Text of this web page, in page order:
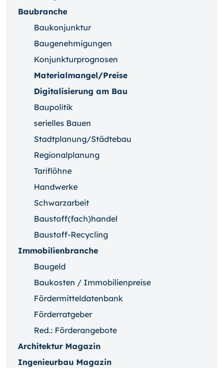
Baubranche
Baukonjunktur
Baugenehmigungen
Konjunkturprognosen
Materialmangel/Preise
Digitalisierung am Bau
Baupolitik
serielles Bauen
Stadtplanung/Städtebau
Regionalplanung
Tariflöhne
Handwerke
Schwarzarbeit
Baustoff(fach)handel
Baustoff-Recycling
Immobilienbranche
Baugeld
Baukosten / Immobilienpreise
Fördermitteldatenbank
Förderratgeber
Red.: Förderangebote
Architektur Magazin
Ingenieurbau Magazin